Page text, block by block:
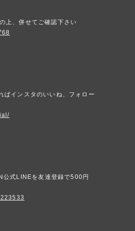
、併せてご確認下さい
インスタのいいね、フォロー
式LINEを友達登録で500円